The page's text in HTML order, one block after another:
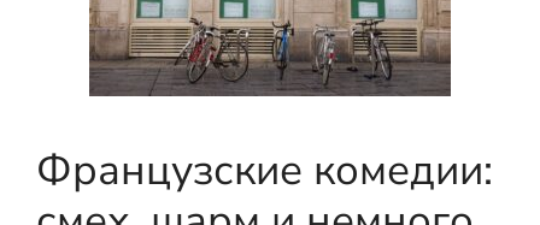
Французские комедии: